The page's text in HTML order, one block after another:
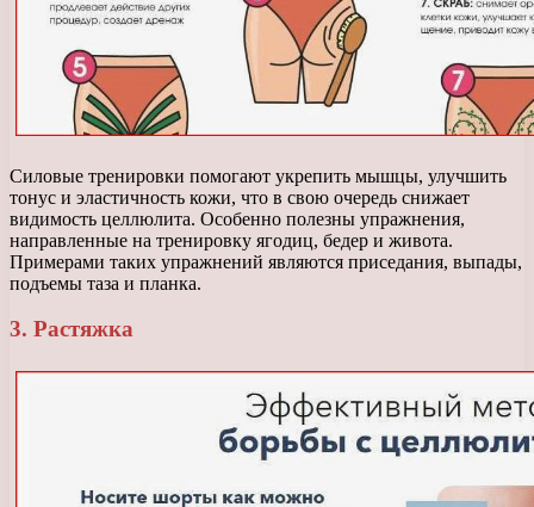
Силовые тренировки помогают укрепить мышцы, улучшить
тонус и эластичность кожи, что в свою очередь снижает
видимость целлюлита. Особенно полезны упражнения,
направленные на тренировку ягодиц, бедер и живота.
Примерами таких упражнений являются приседания, выпады,
подъемы таза и планка.
3. Растяжка